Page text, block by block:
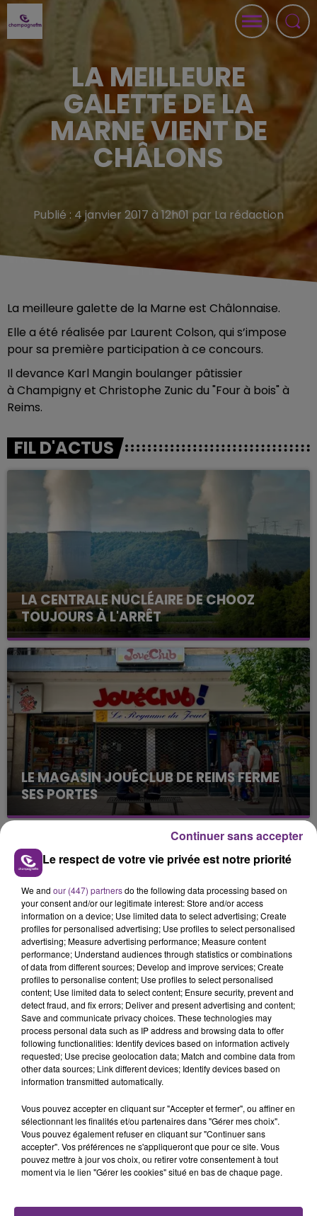
LA MEILLEURE
GALETTE DE LA
MARNE VIENT DE
CHÂLONS
Publié : 4 janvier 2017 à 12h01 par La rédaction
La meilleure galette de la Marne est Châlonnaise.
Elle a été réalisée par Laurent Colson, qui s’impose
pour sa première participation à ce concours.
Il devance Karl Mangin boulanger pâtissier
à Champigny et Christophe Zunic du "Four à bois" à
Reims.
FIL D'ACTUS
LA CENTRALE NUCLÉAIRE DE CHOOZ
TOUJOURS À L'ARRÊT
Cela fait déjà une semaine que la centrale
nucléaire ardennaise est à l'arrêt. Une situation
justifiée par la sécheresse intense qui est toujours
présente.
LE MAGASIN JOUÉCLUB DE REIMS FERME
SES PORTES
C'était l'une des institutions du centre-ville
rémois. Le magasin JouéClub est contraint de
fermer ses portes.
TITRES DIFFUSÉS
12h29
12h29
DJ GOJA & JASON DERULO &
MELODY
Mi Chico
12h25
12h25
KALEO
Way Down We Go
12h22
12h22 12h20
12h20
Le respect de votre vie privée est notre priorité
We and our (447) partnersdo the following data processing based on
your consent and/or our legitimate interest: Store and/or access
information on a device; Use limited data to select advertising; Create
profiles for personalised advertising; Use profiles to select personalised
advertising; Measure advertising performance; Measure content
performance; Understand audiences through statistics or combinations
of data from different sources; Develop and improve services; Create
profiles to personalise content; Use profiles to select personalised
content; Use limited data to select content; Ensure security, prevent and
detect fraud, and fix errors; Deliver and present advertising and content;
Save and communicate privacy choices. These technologies may
process personal data such as IP address and browsing data to offer
following functionalities: Identify devices based on information actively
requested; Use precise geolocation data; Match and combine data from
other data sources; Link different devices; Identify devices based on
information transmitted automatically.
Vous pouvez accepter en cliquant sur "Accepter et fermer", ou affiner en
sélectionnant les finalités et/ou partenaires dans "Gérer mes choix".
Vous pouvez également refuser en cliquant sur "Continuer sans
accepter". Vos préférences ne s'appliqueront que pour ce site. Vous
pouvez mettre à jour vos choix, ou retirer votre consentement à tout
moment via le lien "Gérer les cookies" situé en bas de chaque page.
Continuer sans accepter